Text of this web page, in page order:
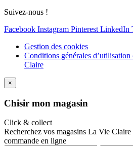
Suivez-nous !
Facebook Instagram Pinterest LinkedIn
Gestion des cookies
Conditions générales
Claire
×
Chisir mon magasin
Click & collect
Recherchez vos magasins La Vie
commande en ligne